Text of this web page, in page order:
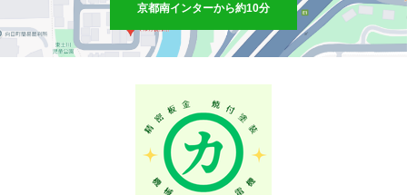
京都南インターから約10分